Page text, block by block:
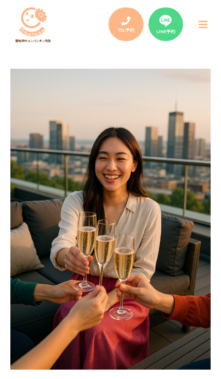
愛知県内コンパニオン請負
TEL予約 LINE予約
メ
ニ
navigation